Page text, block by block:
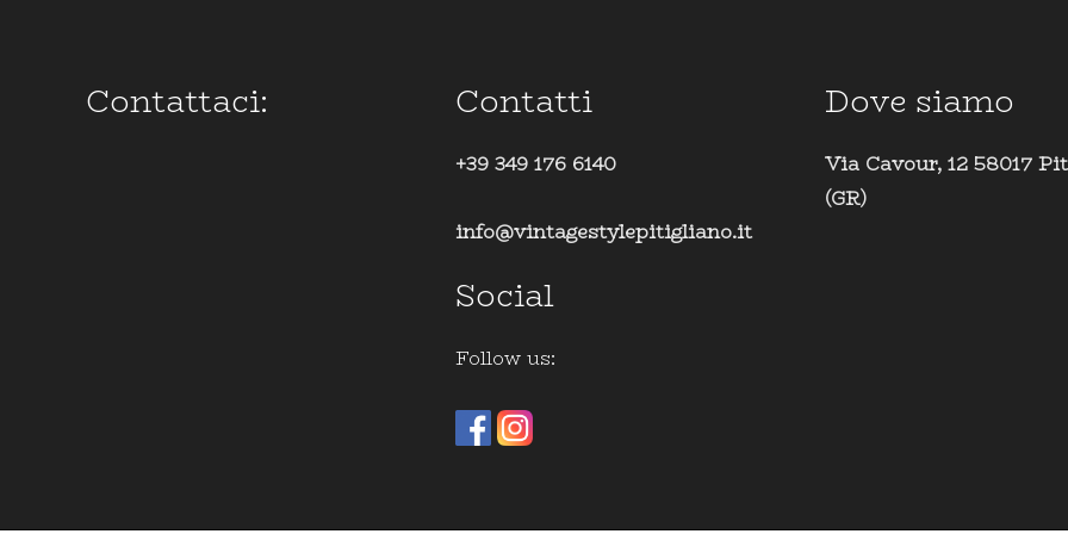
Contattaci: Contatti
+39 349 176 6140
info@vintagestylepitigliano.it
Social
Follow us:
Dove siamo
Via Cavour, 12 58017
(GR)